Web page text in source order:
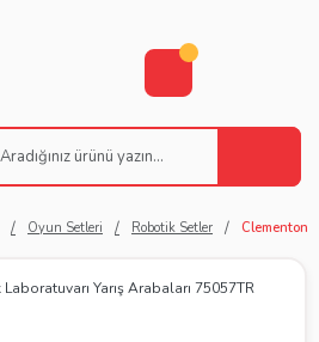
Oyun Setleri Robotik Setler Clementoni